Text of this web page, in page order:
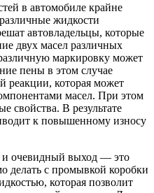
в автомобиле крайне
жидкости
автовладельцы, которые
двух масел различных
маркировку может
пены в этом случае
реакции, которая может
масел. При этом
свойства. В результате
к повышенному износу
и очевидный выход — это
делать с промывкой коробки
которая позволит